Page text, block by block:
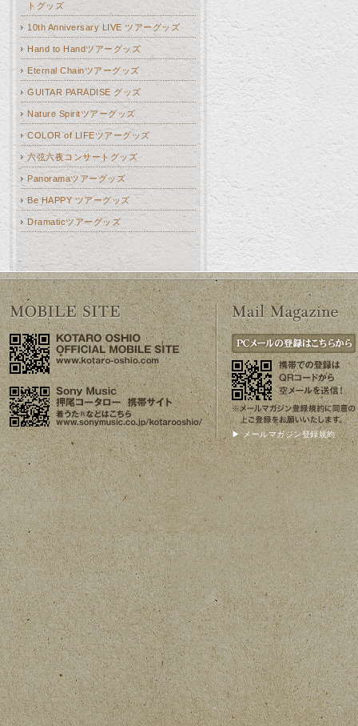
トグッズ
10th Anniversary LIVE ツアーグッズ
Hand to Handツアーグッズ
Eternal Chainツアーグッズ
GUITAR PARADISE グッズ
Nature Spiritツアーグッズ
COLOR of LIFEツアーグッズ
六弦六夜コンサートグッズ
Panoramaツアーグッズ
Be HAPPY ツアーグッズ
Dramaticツアーグッズ
▶ メールマガジン登録規約